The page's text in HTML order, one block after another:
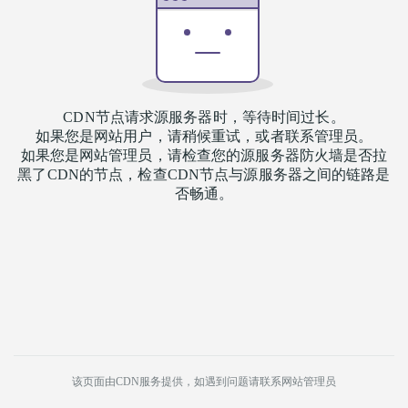
CDN节点请求源服务器时，等待时间过长。
如果您是网站用户，请稍候重试，或者联系管理员。
如果您是网站管理员，请检查您的源服务器防火墙是否拉
黑了CDN的节点，检查CDN节点与源服务器之间的链路是
否畅通。
该页面由CDN服务提供，如遇到问题请联系网站管理员